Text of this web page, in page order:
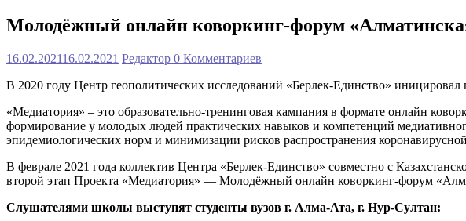
Молодёжный онлайн коворкинг-форум
16.02.202116.02.2021 Редактор 0 Комментариев
В 2020 году Центр геополитических исследований «Берлек-Единство»
«Медиатория» – это образовательно-тренинговая кампания в формате онлайн
формирование у молодых людей практических навыков и компетенций
эпидемиологических норм и минимизации рисков распространения
В феврале 2021 года коллектив Центра «Берлек-Единство» совместно с
второй этап Проекта «Медиатория» — Молодёжный онлайн коворкинг-форум
Слушателями школы выступят студенты вузов г. Алма-Ата, г. Нур-Султан: